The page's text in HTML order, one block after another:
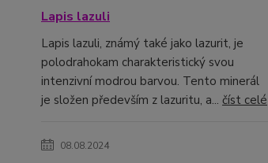
Lapis lazuli
Lapis lazuli, známý také jako lazurit, je
polodrahokam charakteristický svou
intenzivní modrou barvou. Tento minerál
je složen především z lazuritu, a... číst celé
08.08.2024